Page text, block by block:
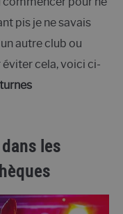
pis je ne savais
autre club ou
cela, voici ci-
les